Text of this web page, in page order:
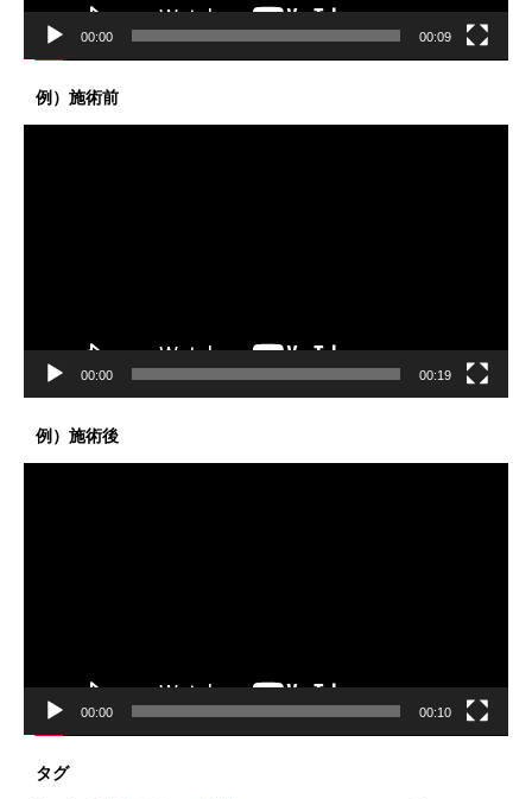
00:00 00:09
例）施術前
00:00 00:19
例）施術後
00:00 00:10
タグ